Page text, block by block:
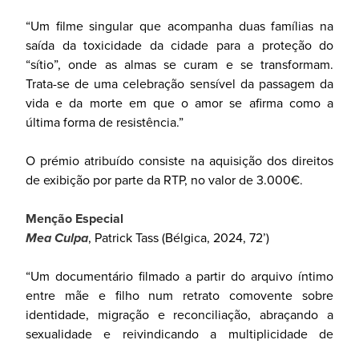
“Um filme singular que acompanha duas famílias na
saída da toxicidade da cidade para a proteção do
“sítio”, onde as almas se curam e se transformam.
Trata-se de uma celebração sensível da passagem da
vida e da morte em que o amor se afirma como a
última forma de resistência.”
O prémio atribuído consiste na aquisição dos direitos
de exibição por parte da RTP, no valor de 3.000€.
Menção Especial
Mea Culpa, Patrick Tass (Bélgica, 2024, 72’)
“Um documentário filmado a partir do arquivo íntimo
entre mãe e filho num retrato comovente sobre
identidade, migração e reconciliação, abraçando a
sexualidade e reivindicando a multiplicidade de